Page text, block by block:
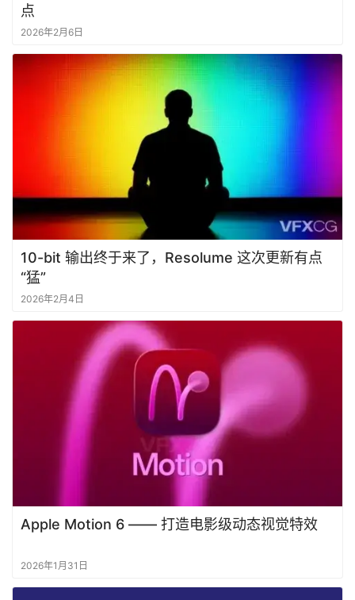
点
2026年2月6日
10-bit 输出终于来了，Resolume 这次更新有点
“猛”
2026年2月4日
Apple Motion 6 —— 打造电影级动态视觉特效
2026年1月31日